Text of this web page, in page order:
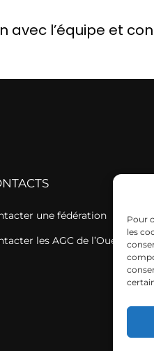
Pour
les
l’équipe et
une fédération
les AGC de l’Ouest